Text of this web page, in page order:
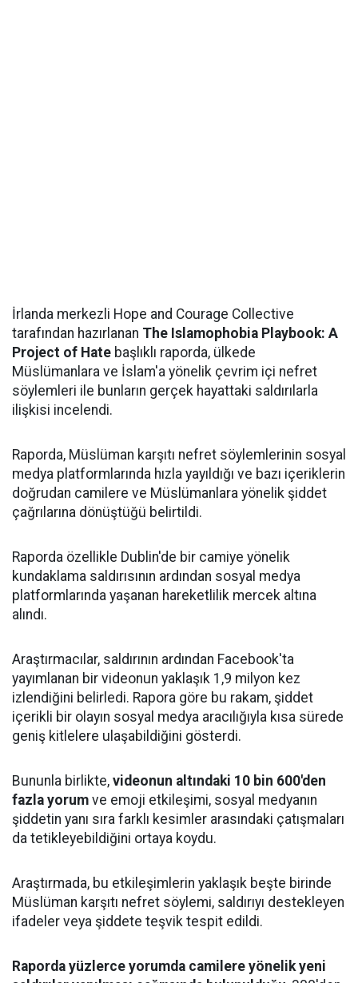
İrlanda merkezli Hope and Courage Collective
tarafından hazırlanan The Islamophobia Playbook: A
Project of Hate başlıklı raporda, ülkede
Müslümanlara ve İslam'a yönelik çevrim içi nefret
söylemleri ile bunların gerçek hayattaki saldırılarla
ilişkisi incelendi.
Raporda, Müslüman karşıtı nefret söylemlerinin sosyal
medya platformlarında hızla yayıldığı ve bazı içeriklerin
doğrudan camilere ve Müslümanlara yönelik şiddet
çağrılarına dönüştüğü belirtildi.
Raporda özellikle Dublin'de bir camiye yönelik
kundaklama saldırısının ardından sosyal medya
platformlarında yaşanan hareketlilik mercek altına
alındı.
Araştırmacılar, saldırının ardından Facebook'ta
yayımlanan bir videonun yaklaşık 1,9 milyon kez
izlendiğini belirledi. Rapora göre bu rakam, şiddet
içerikli bir olayın sosyal medya aracılığıyla kısa sürede
geniş kitlelere ulaşabildiğini gösterdi.
Bununla birlikte, videonun altındaki 10 bin 600'den
fazla yorum ve emoji etkileşimi, sosyal medyanın
şiddetin yanı sıra farklı kesimler arasındaki çatışmaları
da tetikleyebildiğini ortaya koydu.
Araştırmada, bu etkileşimlerin yaklaşık beşte birinde
Müslüman karşıtı nefret söylemi, saldırıyı destekleyen
ifadeler veya şiddete teşvik tespit edildi.
Raporda yüzlerce yorumda camilere yönelik yeni